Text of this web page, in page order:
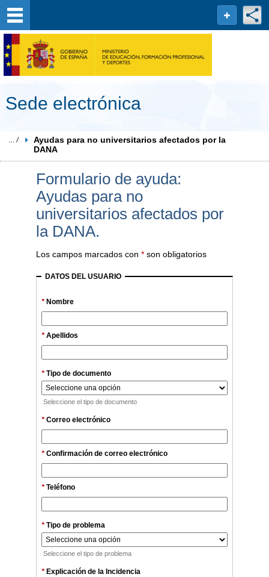
Sede electrónica
Ayudas para no universitarios afectados por la
DANA
Formulario de ayuda:
Ayudas para no
universitarios afectados por
la DANA.
Los campos marcados con * son obligatorios
DATOS DEL USUARIO
* Nombre
* Apellidos
* Tipo de documento
Seleccione el tipo de documento
* Correo electrónico
* Confirmación de correo electrónico
* Teléfono
* Tipo de problema
Seleccione el tipo de problema
* Explicación de la Incidencia